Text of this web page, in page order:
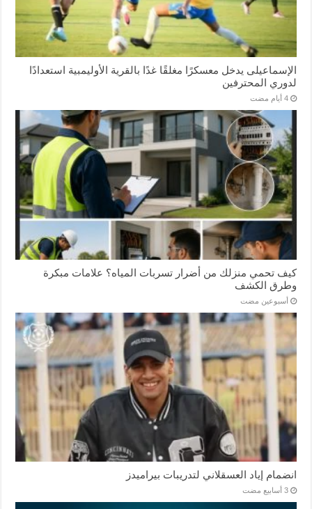
الإسماعیلی یدخل معسكرًا مغلقًا غدًا بالقرية الأوليمبية استعدادًا
لدوري المحترفين
‏4 أيام مضت
كيف تحمي منزلك من أضرار تسربات المياه؟ علامات مبكرة
وطرق الكشف
‏أسبوعين مضت
انضمام إياد العسقلاني لتدريبات بيراميدز
‏3 أسابيع مضت